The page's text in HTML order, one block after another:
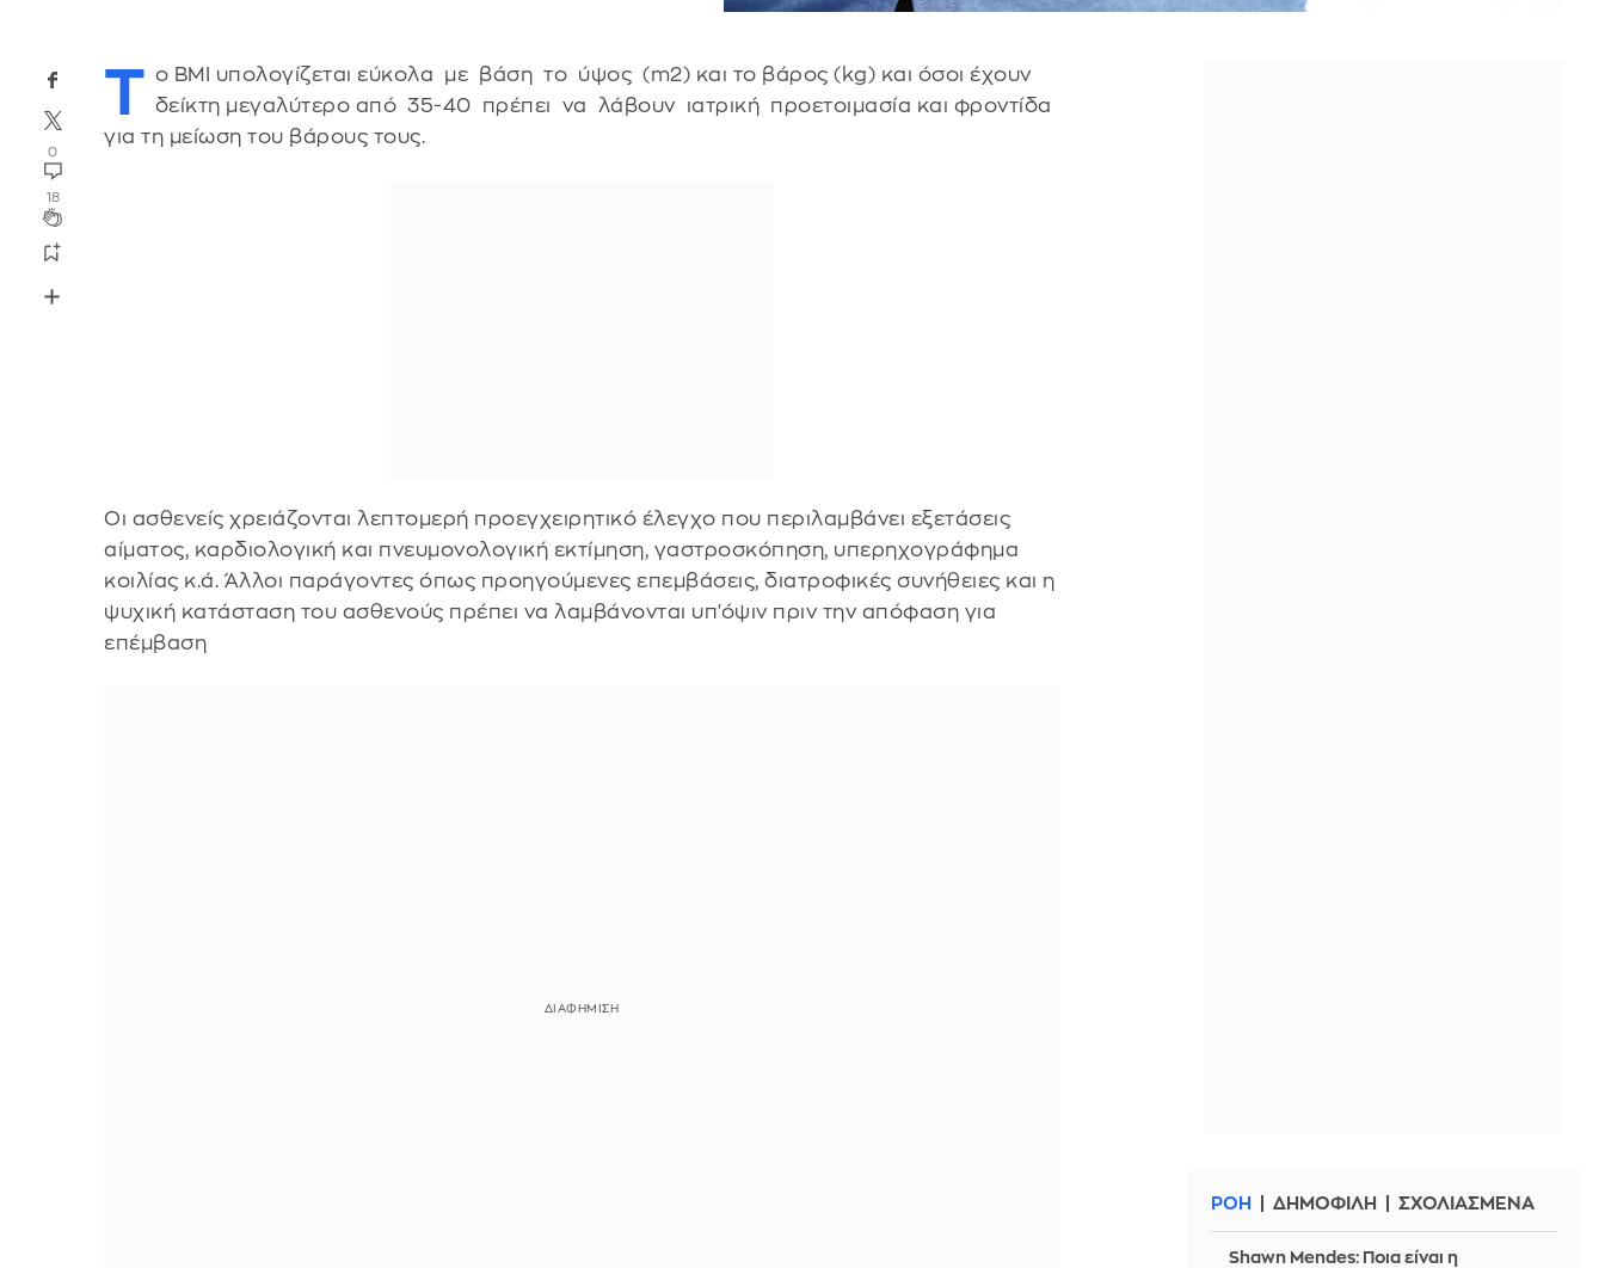
0
18
Τ ο ΒΜΙ υπολογίζεται εύκολα με βάση το ύψος (m2) και το βάρος (kg) και όσοι έχουν
δείκτη μεγαλύτερο από 35-40 πρέπει να λάβουν ιατρική προετοιμασία και φροντίδα
για τη μείωση του βάρους τους.
Οι ασθενείς χρειάζονται λεπτομερή προεγχειρητικό έλεγχο που περιλαμβάνει εξετάσεις
αίματος, καρδιολογική και πνευμονολογική εκτίμηση, γαστροσκόπηση, υπερηχογράφημα
κοιλίας κ.ά. Άλλοι παράγοντες όπως προηγούμενες επεμβάσεις, διατροφικές συνήθειες και η
ψυχική κατάσταση του ασθενούς πρέπει να λαμβάνονται υπ'όψιν πριν την απόφαση για
επέμβαση
ΡΟΗ ΔΗΜΟΦΙΛΗ ΣΧΟΛΙΑΣΜΕΝΑ
Shawn Mendes: Ποια είναι η